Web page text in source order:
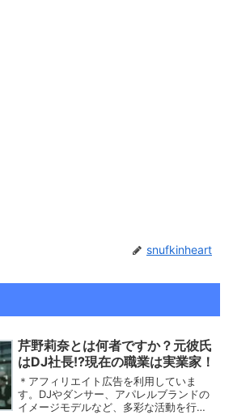
snufkinheart
芹野莉奈とは何者ですか？元彼氏
はDJ社長!?現在の職業は実業家！
＊アフィリエイト広告を利用していま
す。DJやダンサー、アパレルブランドの
イメージモデルなど、多彩な活動を行っ